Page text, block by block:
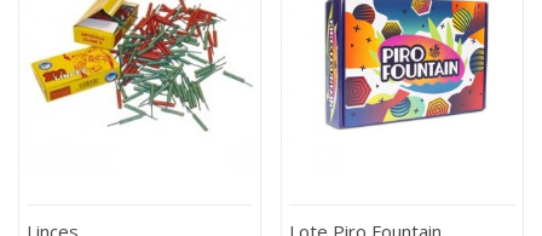
Linces Lote Piro Fountain